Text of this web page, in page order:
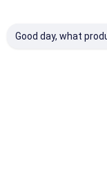
Good day, what